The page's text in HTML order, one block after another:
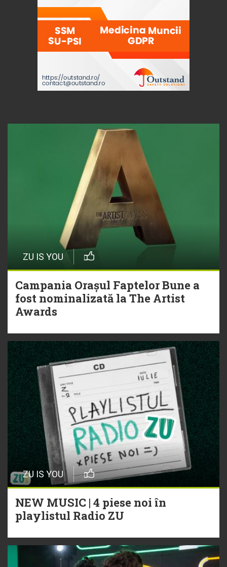
ZU IS YOU
Campania Orașul Faptelor Bune a
fost nominalizată la The Artist
Awards
ZU IS YOU
NEW MUSIC | 4 piese noi în
playlistul Radio ZU